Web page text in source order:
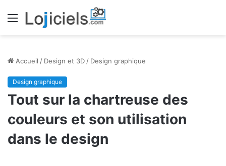
Menu
Accueil / Design et 3D / Design graphique
Design graphique
Tout sur la chartreuse des
couleurs et son utilisation
dans le design